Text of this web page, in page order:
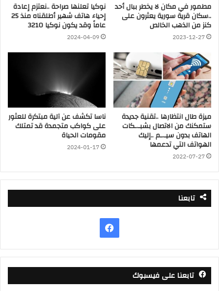
مطمور في مكان لا يخطر ببال أحد
..سكان قرية سورية يعثرون على
كنز من الذهب الخالص
2023-12-27
نوكيا تعلنها صراحة ..نعتزم إعادة
إحياء هاتف شهير أطلقناه منذ 25
عاماً وقد يكون نوكيا 3210
2024-04-09
ميزة طال انتظارها ..تقنية جديدة
ستمكنك من الاتصال بشبـ.ـكات
الهاتف بدون سيـ.ـم ..إليك
الهواتف التي تدعمها
2022-07-27
ناسا تكشف عن آلية مبتكرة للعثور
على كواكب متجمدة قد تمتلك
مقومات الحياة
2024-01-17
تابعنا
فيسبوك
تابعنا على فيسبوك